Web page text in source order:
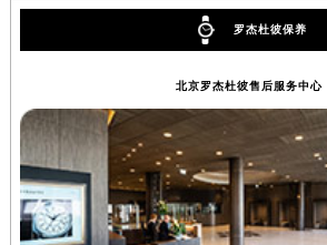
罗杰杜彼保养
北京罗杰杜彼售后服务中心